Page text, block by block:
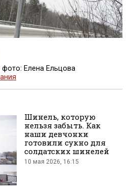
фото: Елена Ельцова
Шинель, которую
нельзя забыть. Как
наши девчонки
готовили сукно для
солдатских шинелей
10 мая 2026, 16:15